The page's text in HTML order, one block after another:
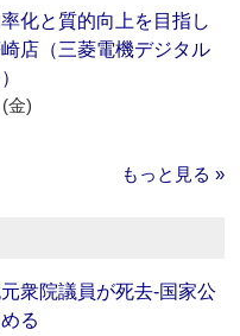
率化と質的向上を目指し
店（三菱電機デジタル
金)
もっと見る »
元衆院議員が死去‐国家公
る